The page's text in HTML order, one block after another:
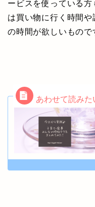
ービスを使っている
は買い物に行く時間
の時間が欲しいもので